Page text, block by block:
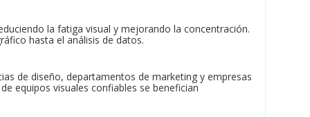
la fatiga visual y mejorando la concentración.
hasta el análisis de datos.
de diseño, departamentos de marketing y empresas
equipos visuales confiables se benefician